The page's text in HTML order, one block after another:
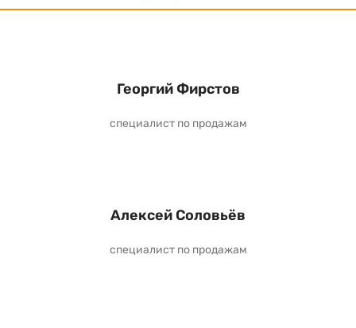
Георгий Фирстов
специалист по продажам
Алексей Соловьёв
специалист по продажам